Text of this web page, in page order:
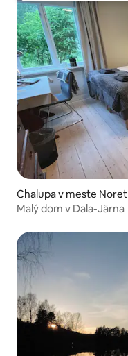
Chalupa v meste Noret
Malý dom v Dala-Järna